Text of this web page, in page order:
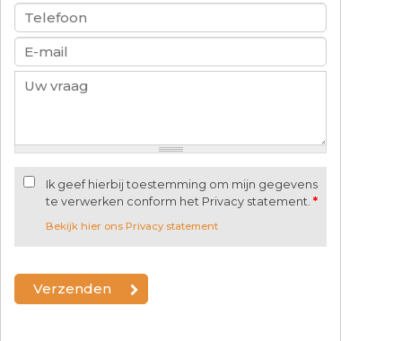
Ik geef hierbij toestemming om mijn gegevens
te verwerken conform het Privacy statement. *
Bekijk hier ons Privacy statement